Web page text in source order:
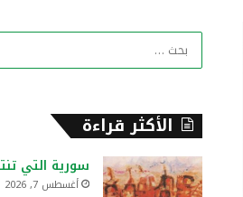
الأكثر قراءة
سورية التي
أغسطس 7, 2026